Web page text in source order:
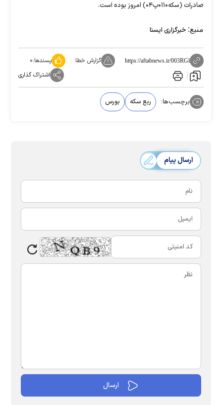
صادرات (سکه۰۱۱۰پ۰۴) امروز بوده است.
منبع: خبرگزاری ایسنا
https://aftabnews.ir/003RGl گزارش خطا پسندها:۰
اشتراک گذاری
برچسب‌ها: ربع سکه بورس
ارسال پیام